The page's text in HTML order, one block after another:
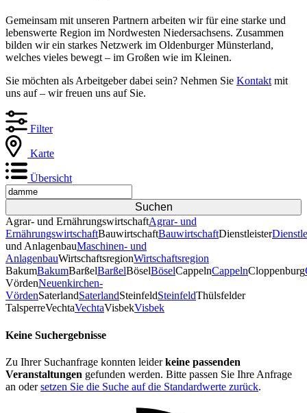
Gemeinsam mit unseren Partnern arbeiten wir für eine starke und
lebenswerte Region im Nordwesten Niedersachsens. Zusammen
bilden wir ein starkes Netzwerk im Oldenburger Münsterland,
welches vieles bewegt – im Großen wie im Kleinen.
Sie möchten als Arbeitgeber dabei sein? Nehmen Sie Kontakt mit
uns auf – wir freuen uns auf Sie.
Filter
Karte
Übersicht
Agrar- und ErnährungswirtschaftAgrar- und
ErnährungswirtschaftBauwirtschaftBauwirtschaftDienstleister
und AnlagenbauMaschinen- und
AnlagenbauWirtschaftsregionWirtschaftsregion
BakumBakumBarßelBarßelBöselBöselCappelnCappelnCloppenburg
VördenNeuenkirchen-
VördenSaterlandSaterlandSteinfeldSteinfeldThülsfelder
TalsperreVechtaVechtaVisbekVisbek
Keine Suchergebnisse
Zu Ihrer Suchanfrage konnten leiderkeine passenden
Veranstaltungen gefunden werden. Bitte passen Sie Ihre Anfrage
an odersetzen Sie die Suche auf die Standardwerte zurück.